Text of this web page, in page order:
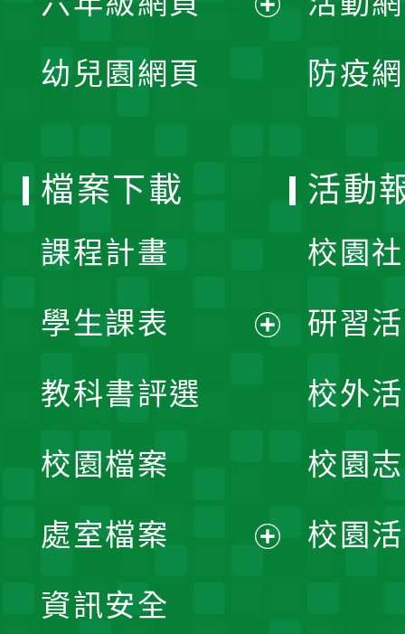
選
開
幼兒園網頁 防疫
檔案下載
課程計畫
學生課表
單
教科書評選
校園檔案
處室檔案
資訊安全
活動
校園
研習
校外
校園
校園